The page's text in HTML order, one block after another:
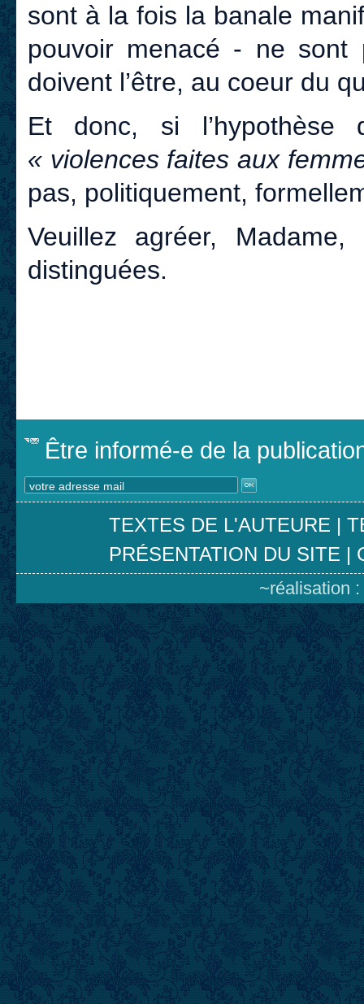
sont à la fois la banale
pouvoir menacé - ne sont
doivent l’être, au coeur du
Et donc, si
« violences faites aux
pas, politiquement,
Veuillez agréer, Madame,
distinguées.
Être informé-e de la
TEXTES DE L'AUTEURE |
PRÉSENTATION DU SITE |
~réalisation